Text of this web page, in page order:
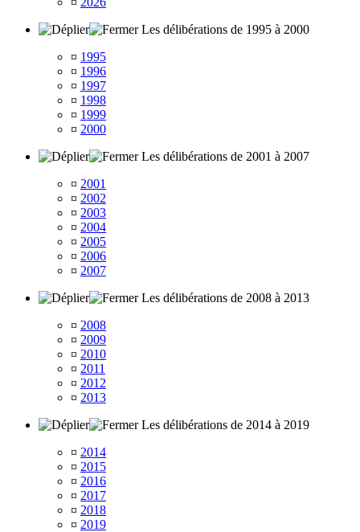
Les délibérations de 1995 à 2000
¤ 1995
¤ 1996
¤ 1997
¤ 1998
¤ 1999
¤ 2000
Les délibérations de 2001 à 2007
¤ 2001
¤ 2002
¤ 2003
¤ 2004
¤ 2005
¤ 2006
¤ 2007
Les délibérations de 2008 à 2013
¤ 2008
¤ 2009
¤ 2010
¤ 2011
¤ 2012
¤ 2013
Les délibérations de 2014 à 2019
¤ 2014
¤ 2015
¤ 2016
¤ 2017
¤ 2018
¤ 2019